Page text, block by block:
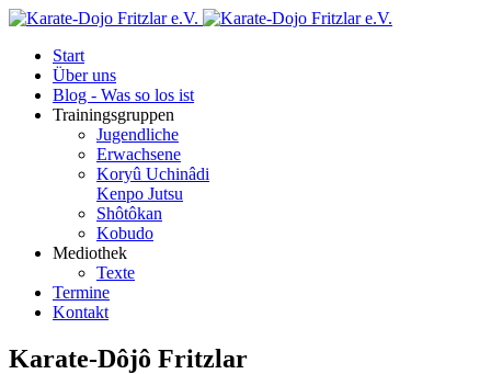
Start
Über uns
Blog - Was so los ist
Trainingsgruppen
Jugendliche
Erwachsene
Koryû Uchinâdi
Kenpo Jutsu
Shôtôkan
Kobudo
Mediothek
Texte
Termine
Kontakt
Karate-Dôjô Fritzlar